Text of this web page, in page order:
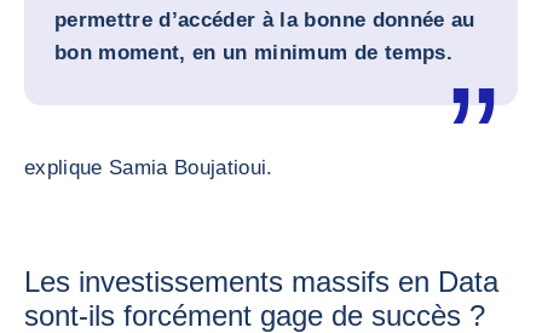
permettre d’accéder à la bonne donnée au
bon moment, en un minimum de temps.
explique Samia Boujatioui.
Les investissements massifs en Data
sont-ils forcément gage de succès ?